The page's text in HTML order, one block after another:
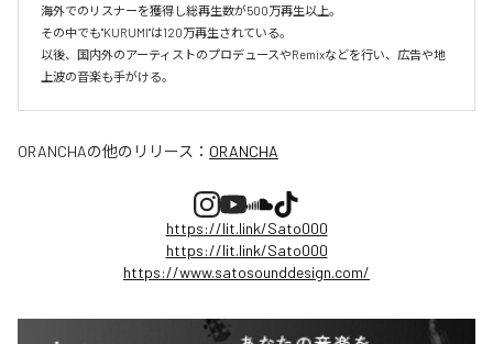
海外でのリスナーを獲得し総再生数が500万再生以上。
その中でも"KURUMI"は120万再生されている。
以後、国内外のアーティストのプロデュースやRemixなどを行い、広告や地
上波の音楽も手がける。
ORANCHAの他のリリース： ORANCHA
https://lit.link/Sato000
https://lit.link/Sato000
https://www.satosounddesign.com/